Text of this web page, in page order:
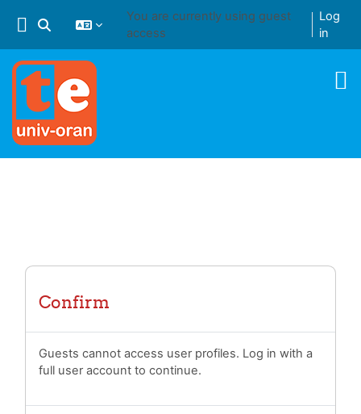
Toggle search input
You are currently using guest
access
Log
in
Confirm
Guests cannot access user profiles. Log in with a
full user account to continue.